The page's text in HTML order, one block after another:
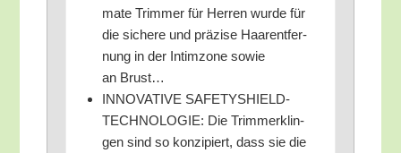
ma­te Trim­mer für Her­ren wur­de für
die siche­re und prä­zi­se Haar­ent­fer­
nung in der Intim­zo­ne sowie
an Brust…
INNOVATIVE SAFETYSHIELD-
TECHNOLOGIE: Die Trim­mer­k­lin­
gen sind so kon­zi­piert, dass sie die